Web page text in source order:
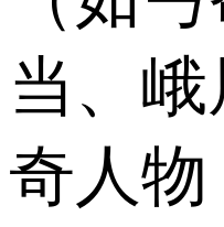
当、
奇人